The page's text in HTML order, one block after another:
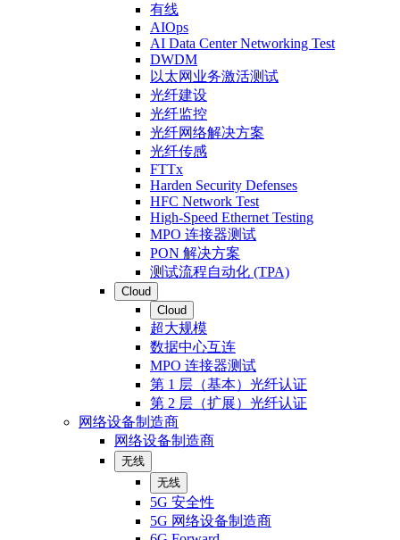
有线
AIOps
AI Data Center Networking Test
DWDM
以太网业务激活测试
光纤建设
光纤监控
光纤网络解决方案
光纤传感
FTTx
Harden Security Defenses
HFC Network Test
High-Speed Ethernet Testing
MPO 连接器测试
PON 解决方案
测试流程自动化 (TPA)
Cloud
Cloud
超大规模
数据中心互连
MPO 连接器测试
第 1 层（基本）光纤认证
第 2 层（扩展）光纤认证
网络设备制造商
网络设备制造商
无线
无线
5G 安全性
5G 网络设备制造商